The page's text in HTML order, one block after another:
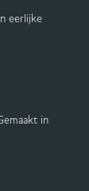
eerlijke
in